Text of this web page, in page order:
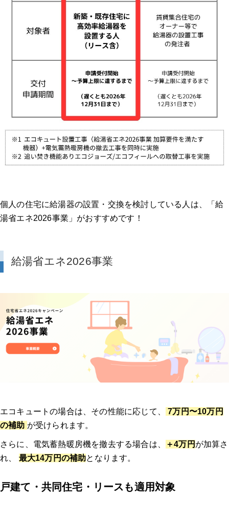
個人の住宅に給湯器の設置・交換を検討している人は、「給
湯省エネ2026事業」がおすすめです！
給湯省エネ2026事業
エコキュートの場合は、その性能に応じて、
7万円〜10万円
の補助 が受けられます。
さらに、電気蓄熱暖房機を撤去する場合は、 ＋4万円 が加算さ
れ、 最大14万円の補助となります。
戸建て・共同住宅・リースも適用対象